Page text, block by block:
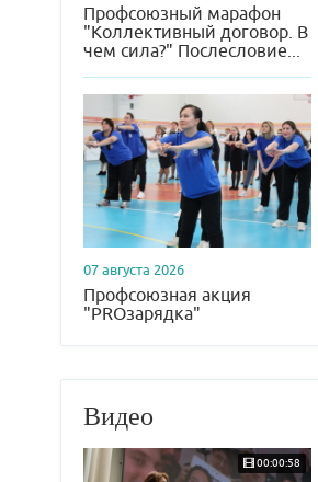
Профсоюзный марафон
"Коллективный договор. В
чем сила?" Послесловие...
07 августа 2026
Профсоюзная акция
"PROзарядка"
Видео
00:00:58